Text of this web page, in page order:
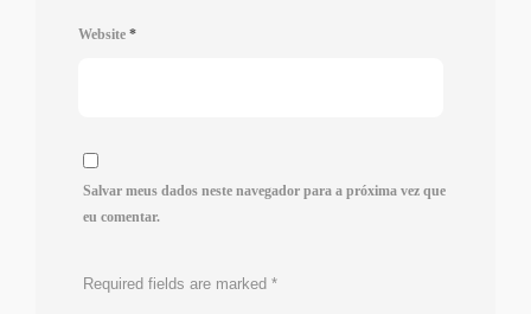
Website *
Salvar meus dados neste navegador para a próxima vez que
eu comentar.
Required fields are marked *